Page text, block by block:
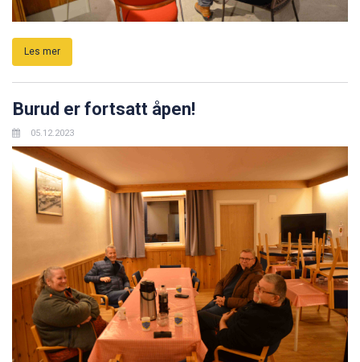
Les mer
Burud er fortsatt åpen!
05.12.2023